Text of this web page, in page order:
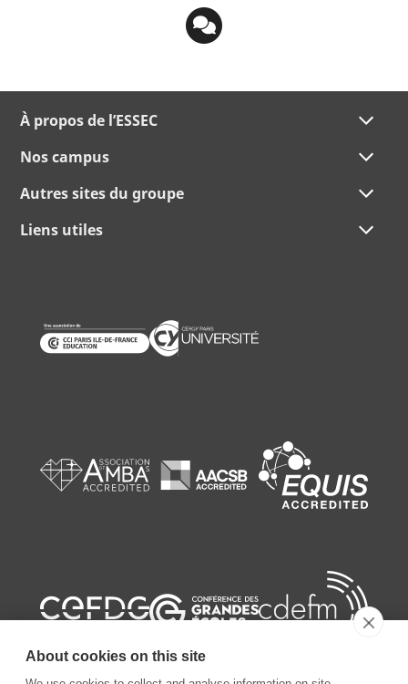
À propos de l’ESSEC
Nos campus
Autres sites du groupe
Liens utiles
About cookies on this site